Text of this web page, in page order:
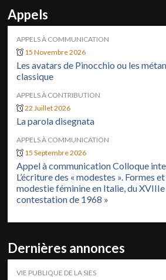
Appels
APPELS À COMMUNICATION
15 Novembre 2026
Les avatars de Pinocchio ou les
classique
APPELS À CONTRIBUTION
22 Juillet 2026
La parola disegnata
APPELS À COMMUNICATION
15 Septembre 2026
Appel à communication Colloque
L’écriture des « modestes ». Formes
modestie féminine en Italie, du XVIIIe
contestation de 1968 »
Dernières annonces
VIE PUBLIQUE DE LA SIES